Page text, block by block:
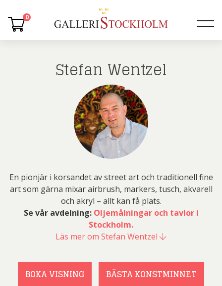
0
Stefan Wentzel
En pionjär i korsandet av street art och traditionell fine
art som gärna mixar airbrush, markers, tusch, akvarell
och akryl – allt kan få plats.
Se vår avdelning: Oljemålningar och tavlor i
Stockholm.
Läs mer om Stefan Wentzel
BOKA VISNING BÄSTA KONSTMINNET